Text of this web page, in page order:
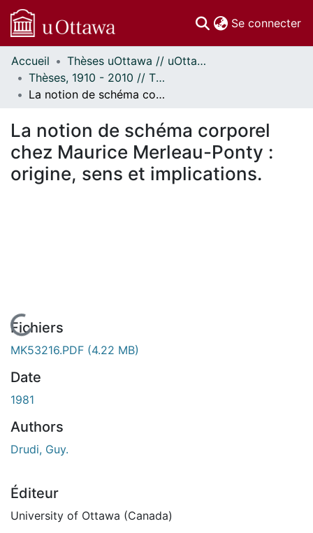
Se connecter
Communautés
et collections
Parcourir
À propos
Accueil
Thèses uOttawa // uOttawa Theses
Thèses, 1910 - 2010 // Theses, 1910 - 2010
La notion de schéma corporel chez Maurice Merleau-Ponty : origine, sens et implications.
La notion de schéma corporel
chez Maurice Merleau-Ponty :
origine, sens et implications.
En cours de chargement...
Fichiers
MK53216.PDF (4.22 MB)
Date
1981
Authors
Drudi, Guy.
Éditeur
University of Ottawa (Canada)